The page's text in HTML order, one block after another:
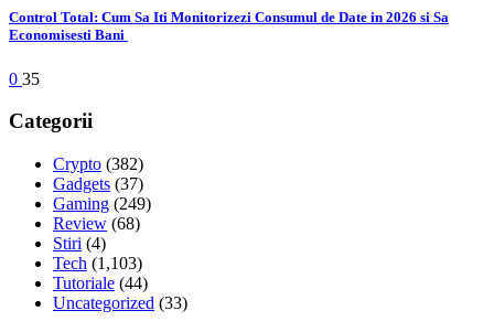
Control Total: Cum Sa Iti Monitorizezi Consumul de Date in 2026 si Sa
Economisesti Bani
0 35
Categorii
Crypto (382)
Gadgets (37)
Gaming (249)
Review (68)
Stiri (4)
Tech (1,103)
Tutoriale (44)
Uncategorized (33)